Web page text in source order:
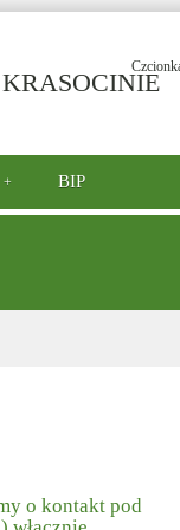
-
BIP
o kontakt pod